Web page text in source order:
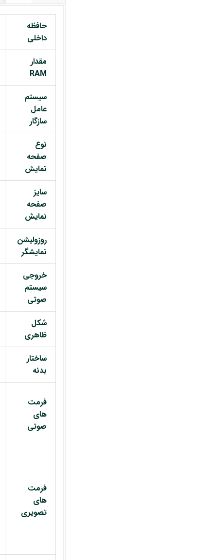
حافظه
داخلی
مقدار
RAM
سیستم
عامل
سازگار
نوع
صفحه
نمایش
سایز
صفحه
نمایش
روزولیشن
نمایشگر
خروجی
سیستم
صوتی
شکل
ظاهری
ساختار
بدنه
فرمت
های
صوتی
فرمت
های
تصویری